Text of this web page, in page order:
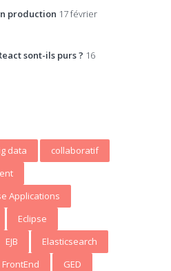
production 17 février
sont-ils purs ? 16
data
collaboratif
Applications
Eclipse
EJB
Elasticsearch
FrontEnd
GED